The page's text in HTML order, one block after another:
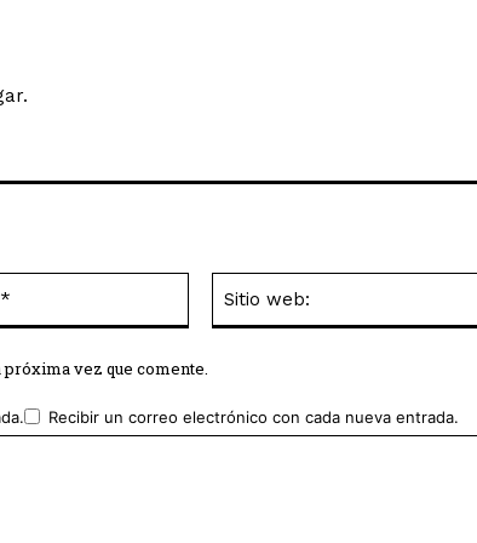
electrónico:*
vez que comente.
Recibir un correo electrónico con cada nueva entrada.